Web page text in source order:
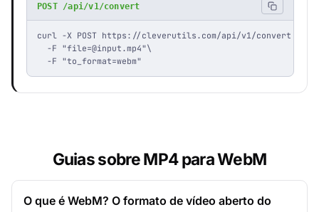
POST /api/v1/convert
curl -X POST https://cleverutils.com/api/v1/convert \
  -F "
file=@input.mp4"\
  -F "to_format=webm"
Guias sobre MP4 para WebM
O que é WebM? O formato de vídeo aberto do